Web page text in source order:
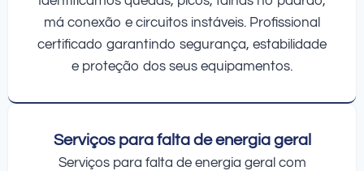
má conexão e circuitos instáveis. Profissional
certificado garantindo segurança, estabilidade
e proteção dos seus equipamentos.
Serviços para falta de energia geral
Serviços para falta de energia geral com